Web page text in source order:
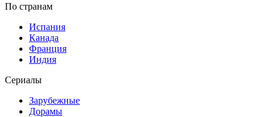
По странам
Испания
Канада
Франция
Индия
Сериалы
Зарубежные
Дорамы